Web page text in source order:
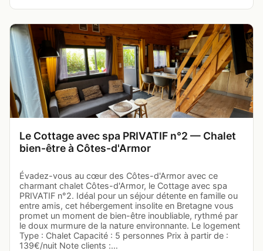
Le Cottage avec spa PRIVATIF n°2 — Chalet
bien-être à Côtes-d'Armor
Évadez-vous au cœur des Côtes-d'Armor avec ce
charmant chalet Côtes-d'Armor, le Cottage avec spa
PRIVATIF n°2. Idéal pour un séjour détente en famille ou
entre amis, cet hébergement insolite en Bretagne vous
promet un moment de bien-être inoubliable, rythmé par
le doux murmure de la nature environnante. Le logement
Type : Chalet Capacité : 5 personnes Prix à partir de :
139€/nuit Note clients :…